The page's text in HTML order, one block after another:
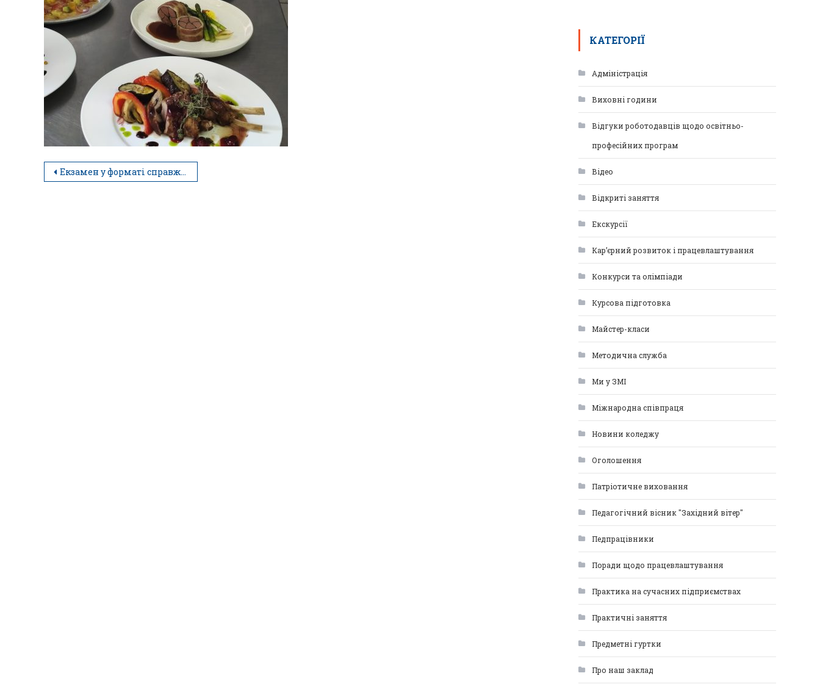
Екзамен у форматі справжнього ресторану
КАТЕГОРІЇ
Адміністрація
Виховні години
Відгуки роботодавців щодо освітньо-
професійних програм
Відео
Відкриті заняття
Екскурсії
Кар’єрний розвиток і працевлаштування
Конкурси та олімпіади
Курсова підготовка
Майстер-класи
Методична служба
Ми у ЗМІ
Міжнародна співпраця
Новини коледжу
Оголошення
Патріотичне виховання
Педагогічний вісник "Західний вітер"
Педпрацівники
Поради щодо працевлаштування
Практика на сучасних підприємствах
Практичні заняття
Предметні гуртки
Про наш заклад